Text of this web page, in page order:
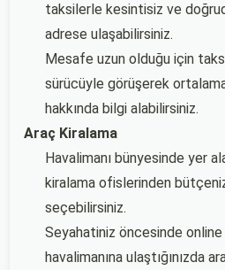
taksilerle kesintisiz ve
adrese ulaşabilirsiniz.
Mesafe uzun olduğu için
sürücüyle görüşerek
hakkında bilgi alabilirsiniz.
Araç Kiralama
Havalimanı bünyesinde yer
kiralama ofislerinden
seçebilirsiniz.
Seyahatiniz öncesinde
havalimanına ulaştığınızda